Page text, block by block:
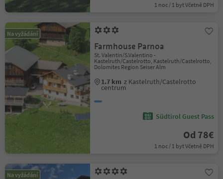
1 noc / 1 byt Včetně DPH
Na vyžádání
Farmhouse Parnoa
St. Valentin/S.Valentino -
Kastelruth/Castelrotto, Kastelruth/Castelrotto,
Dolomites Region Seiser Alm
1.7 km z Kastelruth/Castelrotto
centrum
Südtirol Guest Pass
Od 78€
1 noc / 1 byt Včetně DPH
Na vyžádání